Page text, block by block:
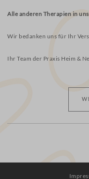
Alle anderen Therapien in
Wir bedanken uns für Ihr
Ihr Team der Praxis Heim &